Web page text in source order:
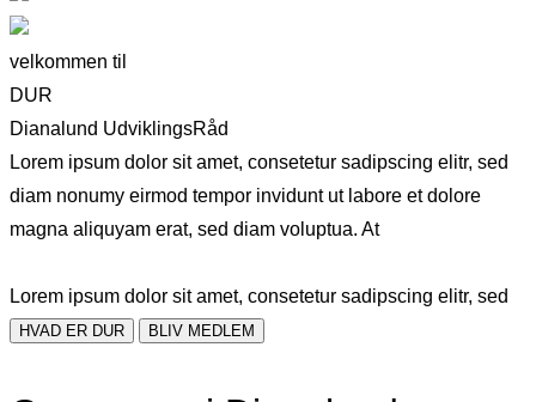
velkommen til
DUR
Dianalund UdviklingsRåd
Lorem ipsum dolor sit amet, consetetur sadipscing elitr, sed
diam nonumy eirmod tempor invidunt ut labore et dolore
magna aliquyam erat, sed diam voluptua. At
Lorem ipsum dolor sit amet, consetetur sadipscing elitr, sed
HVAD ER DUR BLIV MEDLEM